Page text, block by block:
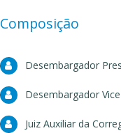
Composição
Desembargador
Desembargador
Juiz Auxiliar da